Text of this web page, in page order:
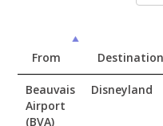
From Destination
Beauvais
Airport
(BVA)
Disneyland